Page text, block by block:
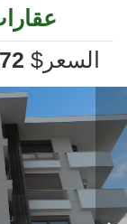
السعر $